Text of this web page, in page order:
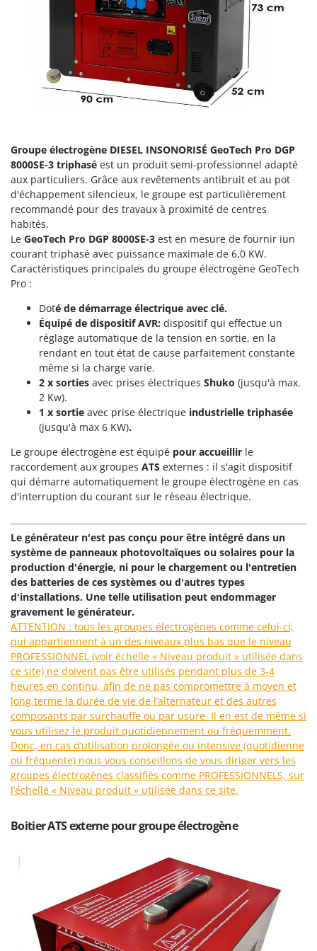
Groupes électrogènes
Gyrobroyeurs à lame pour tracteur
Haches - Cognées et Hachettes
Hachoirs à viande
L
Lames à neige
Lames niveleuses pour tracteur
Lave-vitres
Lieuses électriques pour vignes
M
Machines pour la transformation des fruits
Machines sous vide
Motobineuses
Motoculteurs
Motofaucheuses
Motopompes pour irrigation
Moulins à céréales électriques
Moulins à farine
N
Nettoyeurs haute pression
Nettoyeurs tapis, moquettes et tapisseries
P
Peignes vibreurs et Secoueurs à olives
Pelles rétros pour tracteur
Perches Élagueuses
Pétrins à Spirale
Piscines
Planteuses de pommes de terre pour tracteur
Plateaux de coupe pour tracteur
Plumeuses
Pompes d'irrigation à tracteur
Pompes de transfert
Postes à souder
Presses à pellets
Pressoirs à fruits
Pressoirs à Raisin
EcoFlow
Edilmark
Effeuno
Einhell
Enotecnica Pillan
Eschenfelder
EuroMech
Eurosystems
F
FAC
Famag
Famur
FARMER
FBC
Ferrari Group
Ferroni
Ferrua
FIAC
FIEM
Fimar
Fiorentini
Fiskars
Flymo
Fontana Forni
Forest Master
Francini
G
G3 Ferrari
Gardena
Garofalo
GeoTech
GeoTech Pro
Gierre
GreenBay
Greenworks
Groupe électrogène DIESEL INSONORISÉ GeoTech Pro DGP
8000SE-3 triphasé est un produit semi-professionnel adapté
aux particuliers. Grâce aux revêtements antibruit et au pot
d'échappement silencieux, le groupe est particulièrement
recommandé pour des travaux à proximité de centres
habités.
Le GeoTech Pro DGP 8000SE-3 est en mesure de fournir iun
courant triphasé avec puissance maximale de 6,0 KW.
Caractéristiques principales du groupe électrogène GeoTech
Pro :
Doté de démarrage électrique avec clé.
Équipé de dispositif AVR: dispositif qui effectue un
réglage automatique de la tension en sortie, en la
rendant en tout état de cause parfaitement constante
même si la charge varie.
2 x sorties avec prises électriques Shuko (jusqu'à max.
2 Kw).
1 x sortie avec prise électrique industrielle triphasée
(jusqu'à max 6 KW).
Le groupe électrogène est équipé pour accueillir le
raccordement aux groupes ATS externes : il s'agit dispositif
qui démarre automatiquement le groupe électrogène en cas
d'interruption du courant sur le réseau électrique.
Le générateur n'est pas conçu pour être intégré dans un
système de panneaux photovoltaïques ou solaires pour la
production d'énergie, ni pour le chargement ou l'entretien
des batteries de ces systèmes ou d'autres types
d'installations. Une telle utilisation peut endommager
gravement le générateur.
ATTENTION : tous les groupes électrogènes comme celui-ci,
qui appartiennent à un des niveaux plus bas que le niveau
PROFESSIONNEL (voir échelle « Niveau produit » utilisée dans
ce site) ne doivent pas être utilisés pendant plus de 3-4
heures en continu, afin de ne pas compromettre à moyen et
long terme la durée de vie de l’alternateur et des autres
composants par surchauffe ou par usure. Il en est de même si
vous utilisez le produit quotidiennement ou fréquemment.
Donc, en cas d’utilisation prolongée ou intensive (quotidienne
ou fréquente) nous vous conseillons de vous diriger vers les
groupes électrogènes classifiés comme PROFESSIONNELS, sur
l’échelle « Niveau produit » utilisée dans ce site.
Boitier ATS externe pour groupe électrogène